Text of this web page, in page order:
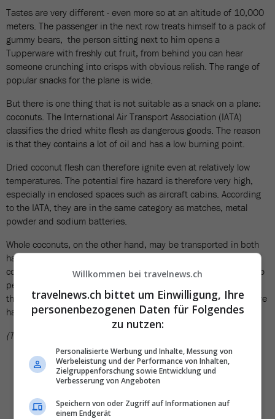
Tastes are very different - even more so at an altitude of 10,000
meters. The passenger in the next row treats himself to a pack of
gummy bears, the person sitting next to him opens a
Tupperware with freshly cut fruit, from behind you can hear
someone crunching into crisps with obvious relish. The range of
popular snacks for the plane is wide.
But there is one thing that is not suitable as a snack on a plane:
coconuts. The International Air Transport Association (IATA)
classifies the dried white flesh as dangerous goods. The reason
is that they contains a lot of oil and has a low burning point.
Dried coconut flesh can therefore ignite even at relatively low
temperatures. The potential fire hazard is therefore very high,
especially in enclosed spaces such as aircraft cabins. According
to the IATA, they are in the same category as matches, metal
powder and sodium batteries.
Whole coconuts, on the other hand, may be transported in both
hand luggage and hold luggage without any concerns. Packaged
coconut products such as coconut milk from retail stores are also
permitted on airplanes. The manufacturers' packaging ensures
that the coconut products are sealed and less likely to pose a fire
hazard.
(TN)
Willkommen bei travelnews.ch
travelnews.ch bittet um Einwilligung, Ihre
personenbezogenen Daten für Folgendes
zu nutzen:
Personalisierte Werbung und Inhalte, Messung von
Werbeleistung und der Performance von Inhalten,
Zielgruppenforschung sowie Entwicklung und
Verbesserung von Angeboten
Speichern von oder Zugriff auf Informationen auf
einem Endgerät